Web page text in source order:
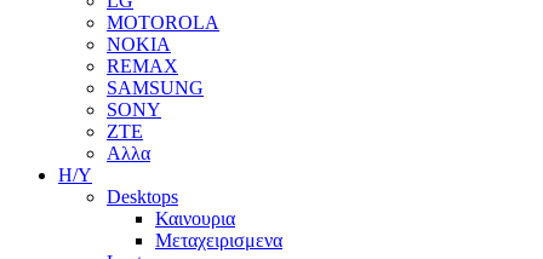
MOTOROLA
NOKIA
REMAX
SAMSUNG
SONY
ZTE
Αλλα
Η/Υ
Desktops
Καινουρια
Μεταχειρισμενα